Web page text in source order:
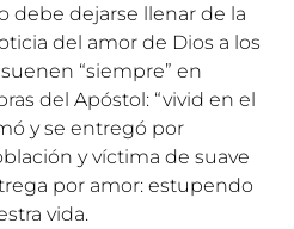
debe dejarse llenar de la
del amor de Dios a los
“siempre” en
del Apóstol: “vivid en el
y se entregó por
y víctima de suave
por amor: estupendo
vida.